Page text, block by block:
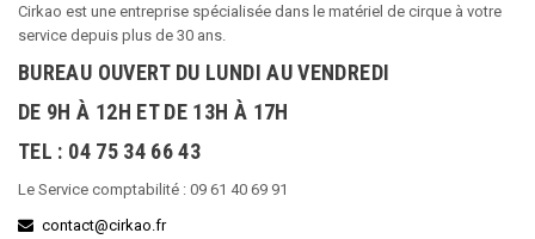
Cirkao est une entreprise spécialisée dans le matériel de cirque à votre
service depuis plus de 30 ans.
BUREAU OUVERT DU LUNDI AU VENDREDI
DE 9H À 12H ET DE 13H À 17H
TEL : 04 75 34 66 43
Le Service comptabilité : 09 61 40 69 91
contact@cirkao.fr